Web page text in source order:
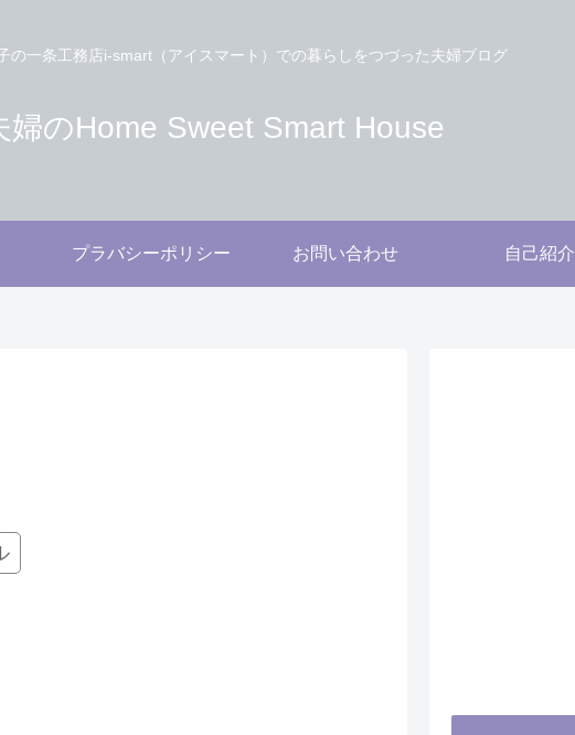
の一条工務店i-smart（アイスマート）での暮らしをつづった夫婦ブログ
婦のHome Sweet Smart House
プラバシーポリシー お問い合わせ 自己紹介